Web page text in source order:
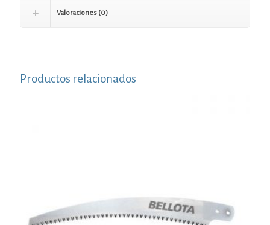
Valoraciones (0)
Productos relacionados